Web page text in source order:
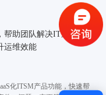
帮助团队解决IT运维
运维效能
化ITSM产品功能，快速帮
获取验证码